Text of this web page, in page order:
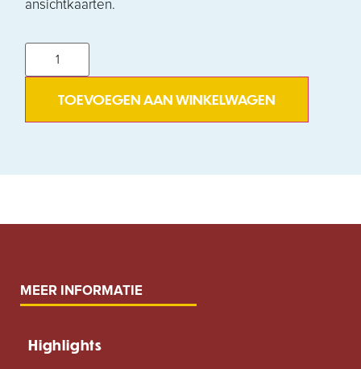
ansichtkaarten.
TOEVOEGEN AAN WINKELWAGEN
MEER INFORMATIE
Highlights